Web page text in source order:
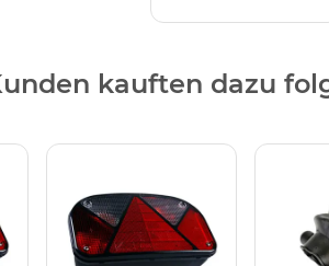
kauften dazu